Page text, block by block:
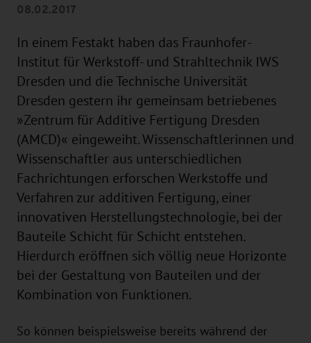
08.02.2017
In einem Festakt haben das Fraunhofer-
Institut für Werkstoff- und Strahltechnik IWS
Dresden und die Technische Universität
Dresden gestern ihr gemeinsam betriebenes
»Zentrum für Additive Fertigung Dresden
(AMCD)« eingeweiht. Wissenschaftlerinnen und
Wissenschaftler aus unterschiedlichen
Fachrichtungen erforschen Werkstoffe und
Verfahren zur additiven Fertigung, einer
innovativen Herstellungstechnologie, bei der
Bauteile Schicht für Schicht entstehen.
Hierdurch eröffnen sich völlig neue Horizonte
bei der Gestaltung von Bauteilen und der
Kombination von Funktionen.
So können beispielsweise bereits während der